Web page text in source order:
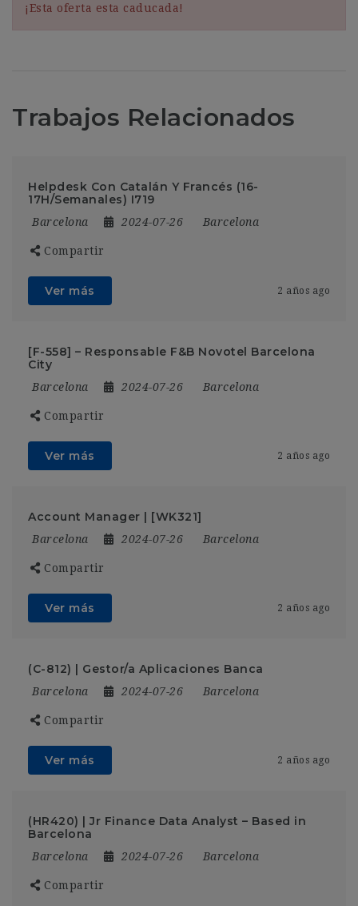
¡Esta oferta esta caducada!
Trabajos Relacionados
Helpdesk Con Catalán Y Francés (16-
17H/Semanales) I719
Barcelona 2024-07-26 Barcelona
Compartir
Ver más 2 años ago
[F-558] – Responsable F&B Novotel Barcelona
City
Barcelona 2024-07-26 Barcelona
Compartir
Ver más 2 años ago
Account Manager | [WK321]
Barcelona 2024-07-26 Barcelona
Compartir
Ver más 2 años ago
(C-812) | Gestor/a Aplicaciones Banca
Barcelona 2024-07-26 Barcelona
Compartir
Ver más 2 años ago
(HR420) | Jr Finance Data Analyst – Based in
Barcelona
Barcelona 2024-07-26 Barcelona
Compartir